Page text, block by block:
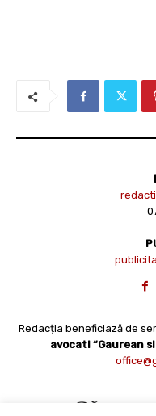
Redacția beneficiază de
avocati “Gaurean